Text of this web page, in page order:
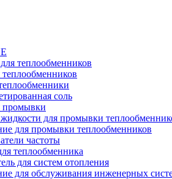
теплообменников
соль
промывки
для промывки
для промывки теплообменников
частоты
теплообменника
для систем отопления
для обслуживания инженерных